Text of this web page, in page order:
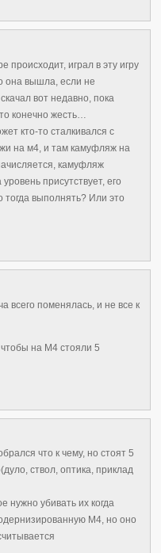
происходит, играл в эту игру
она вышла, если не
вот недавно, пока
конечно жесть…
кто-то сталкивался с
на м4, и там камуфляж на
камуфляж
присутствует, его
тогда выполнять? Или это
всего поменялась, и не все к
чтобы на М4 стояли 5
что к чему, но стоят 5
ствол, оптика, приклад
нужно убивать их когда
М4, но оно